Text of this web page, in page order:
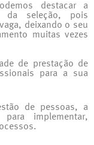
destacar a
da seleção, pois
deixando o seu
muitas vezes
de prestação de
para a sua
de pessoas, a
para implementar,